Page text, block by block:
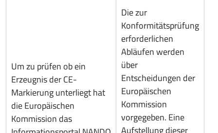
Um zu prüfen ob ein
Erzeugnis der CE-
Markierung unterliegt hat
die Europäischen
Kommission das
Die zur
Konformitätsprüfung
erforderlichen
Abläufen werden
über
Entscheidungen der
Europäischen
Kommission
vorgegeben. Eine
Aufstellung dieser